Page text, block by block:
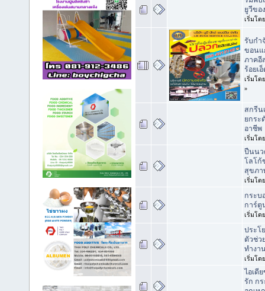
ยูวีขอ
เริ่มโด
รับกำ
ขอนแ
ภาคอี
ร้อยเ
เริ่มโด
»
สกรีน
ยกระ
อาชีพ
เริ่มโด
ปืนนว
โลโก้
สุขภา
เริ่มโด
กระบ
การ์ตู
เริ่มโด
ประโ
ตัวช่ว
ทำงา
เริ่มโด
ไอเดี
รัก ก